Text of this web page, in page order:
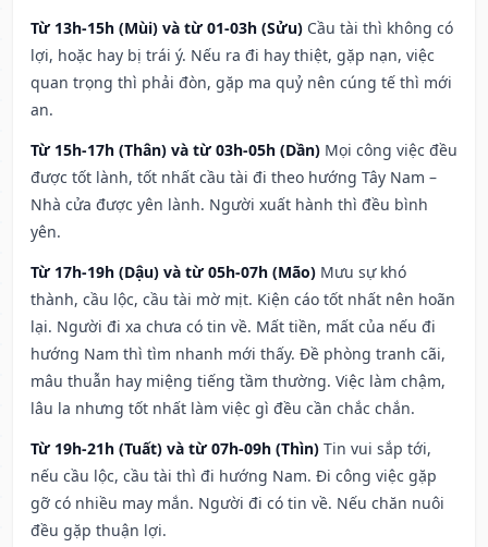
Từ 13h-15h (Mùi) và từ 01-03h (Sửu) Cầu tài thì không có
lợi, hoặc hay bị trái ý. Nếu ra đi hay thiệt, gặp nạn, việc
quan trọng thì phải đòn, gặp ma quỷ nên cúng tế thì mới
an.
Từ 15h-17h (Thân) và từ 03h-05h (Dần) Mọi công việc đều
được tốt lành, tốt nhất cầu tài đi theo hướng Tây Nam –
Nhà cửa được yên lành. Người xuất hành thì đều bình
yên.
Từ 17h-19h (Dậu) và từ 05h-07h (Mão) Mưu sự khó
thành, cầu lộc, cầu tài mờ mịt. Kiện cáo tốt nhất nên hoãn
lại. Người đi xa chưa có tin về. Mất tiền, mất của nếu đi
hướng Nam thì tìm nhanh mới thấy. Đề phòng tranh cãi,
mâu thuẫn hay miệng tiếng tầm thường. Việc làm chậm,
lâu la nhưng tốt nhất làm việc gì đều cần chắc chắn.
Từ 19h-21h (Tuất) và từ 07h-09h (Thìn) Tin vui sắp tới,
nếu cầu lộc, cầu tài thì đi hướng Nam. Đi công việc gặp
gỡ có nhiều may mắn. Người đi có tin về. Nếu chăn nuôi
đều gặp thuận lợi.